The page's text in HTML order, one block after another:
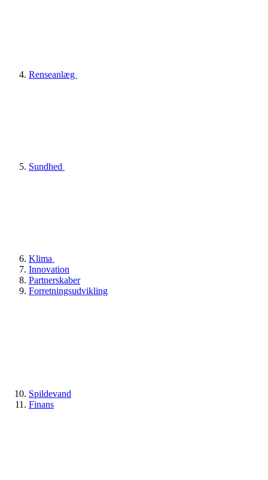
Renseanlæg
Sundhed
Klima
Innovation
Partnerskaber
Forretningsudvikling
Spildevand
Finans